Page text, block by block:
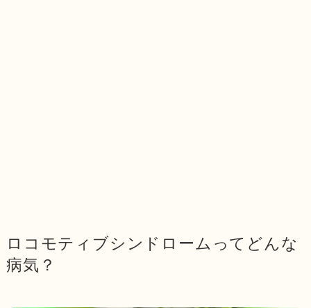
ロコモティブシンドロームってどんな
病気？